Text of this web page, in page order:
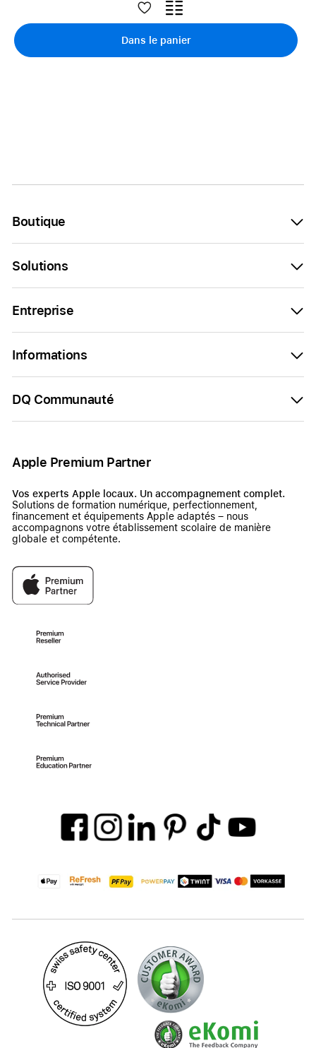
Dans le panier
Boutique
Solutions
Entreprise
Informations
DQ Communauté
Apple Premium Partner
Vos experts Apple locaux. Un accompagnement complet.
Solutions de formation numérique, perfectionnement,
financement et équipements Apple adaptés – nous
accompagnons votre établissement scolaire de manière
globale et compétente.